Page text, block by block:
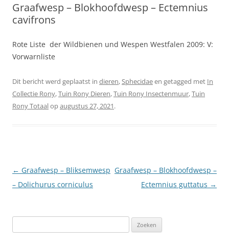
Graafwesp – Blokhoofdwesp – Ectemnius
cavifrons
Rote Liste der Wildbienen und Wespen Westfalen 2009: V:
Vorwarnliste
Dit bericht werd geplaatst in dieren,Sphecidaeen getagged met In
Collectie Rony,Tuin Rony Dieren,Tuin Rony Insectenmuur,Tuin
Rony Totaalopaugustus 27, 2021.
Berichtnavigatie
← Graafwesp – Bliksemwesp
– Dolichurus corniculus
Graafwesp – Blokhoofdwesp –
Ectemnius guttatus →
naar: